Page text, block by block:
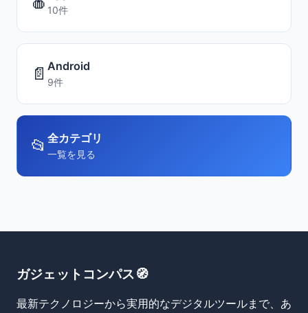
10件
📄 Android
9件
📂 全カテゴリ
一覧を見る
ガジェットコンパス🧭
最新テクノロジーから実用的なデジタルツールまで、あ